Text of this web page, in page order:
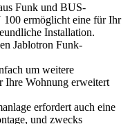
Funk und BUS-
ermöglicht eine für Ihr
Installation.
Jablotron Funk-
um weitere
Ihre Wohnung erweitert
erfordert auch eine
und zwecks